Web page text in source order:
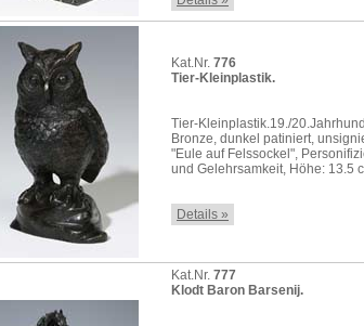
Kat.Nr. 776
Tier-Kleinplastik.
Tier-Kleinplastik.19./
Bronze, dunkel patiniert,
"Eule auf Felssockel",
und Gelehrsamkeit, Höhe: 13.5
Details »
Kat.Nr. 777
Klodt Baron Barsenij.